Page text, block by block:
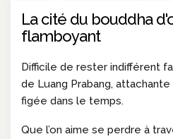
La cité du bouddha
flamboyant
Difficile de rester indifférent
de Luang Prabang,
figée dans le temps.
Que l’on aime se perdre à